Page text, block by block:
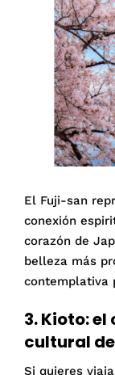
El Fuji-san
conexión
corazón de
belleza más
contemplativa
3. Kioto:
cultural
Si quieres